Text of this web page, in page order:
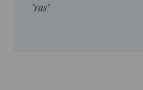
"ras"